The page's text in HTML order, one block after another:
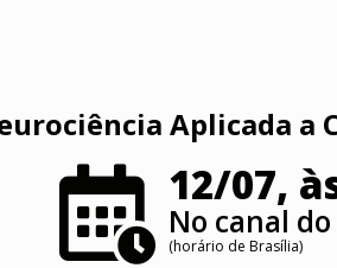
Aplicada a
12/07,
No canal
(horário de Brasília)